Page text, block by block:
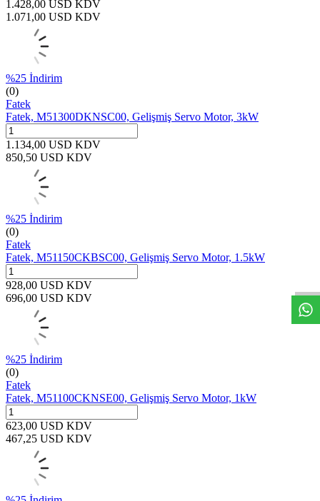
1.428,00 USD KDV
1.071,00 USD KDV
%25 İndirim
(0)
Fatek
Fatek, M51300DKNSC00, Gelişmiş Servo Motor, 3kW
1.134,00 USD KDV
850,50 USD KDV
%25 İndirim
(0)
Fatek
Fatek, M51150CKBSC00, Gelişmiş Servo Motor, 1.5kW
928,00 USD KDV
696,00 USD KDV
%25 İndirim
(0)
Fatek
Fatek, M51100CKNSE00, Gelişmiş Servo Motor, 1kW
623,00 USD KDV
467,25 USD KDV